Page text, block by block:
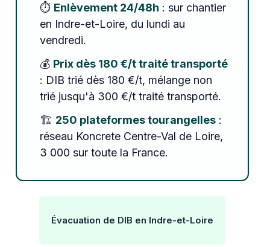
⏱️ Enlèvement 24/48h : sur chantier
en Indre-et-Loire, du lundi au
vendredi.
💰 Prix dès 180 €/t traité transporté
: DIB trié dès 180 €/t, mélange non
trié jusqu'à 300 €/t traité transporté.
🏗️ 250 plateformes tourangelles:
réseau Koncrete Centre-Val de Loire,
3 000 sur toute la France.
Évacuation de DIB en Indre-et-Loire